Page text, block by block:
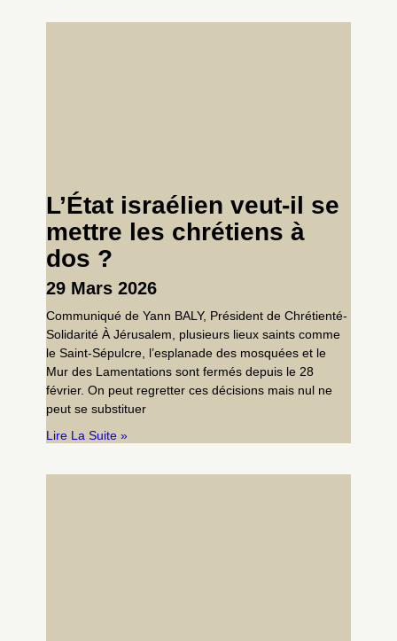
L’État israélien veut-il se
mettre les chrétiens à
dos ?
29 Mars 2026
Communiqué de Yann BALY, Président de Chrétienté-
Solidarité À Jérusalem, plusieurs lieux saints comme
le Saint-Sépulcre, l’esplanade des mosquées et le
Mur des Lamentations sont fermés depuis le 28
février. On peut regretter ces décisions mais nul ne
peut se substituer
Lire La Suite »